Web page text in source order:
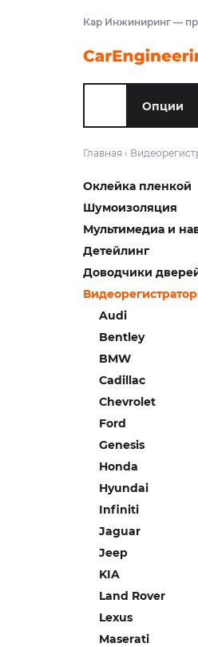
Кар Инжиниринг —
Опции
Главная ›
Оклейка пленкой
Шумоизоляция
Мультимедиа и
Детейлинг
Доводчики
Audi
Bentley
BMW
Cadillac
Chevrolet
Ford
Genesis
Honda
Hyundai
Infiniti
Jaguar
Jeep
KIA
Land Rover
Lexus
Maserati